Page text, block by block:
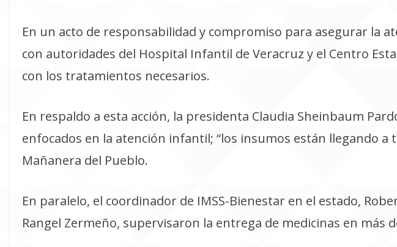
En un acto de responsabilidad y compromiso para asegurar la
con autoridades del Hospital Infantil de Veracruz y el Centro
con los tratamientos necesarios.
En respaldo a esta acción, la presidenta Claudia Sheinbaum
enfocados en la atención infantil; “los insumos están llegando
Mañanera del Pueblo.
En paralelo, el coordinador de IMSS-Bienestar en el estado,
Rangel Zermeño, supervisaron la entrega de medicinas en más